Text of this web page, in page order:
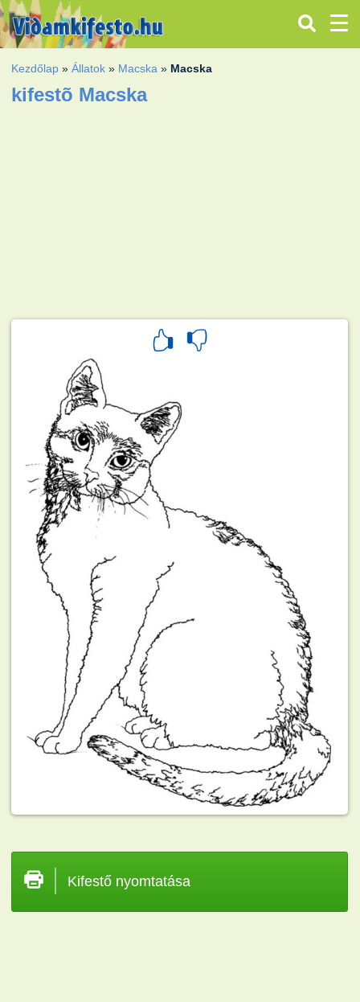
Kezdőlap »Állatok » Macska » Macska
kifestõ Macska
Kifestő nyomtatása